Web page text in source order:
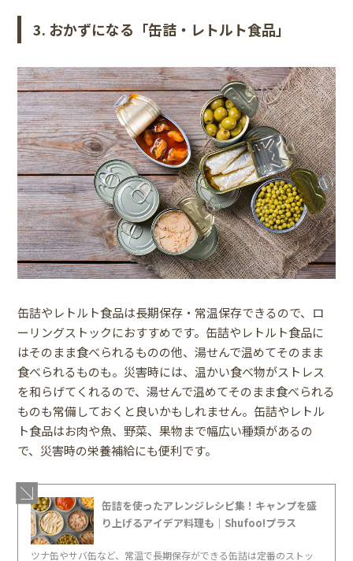
3. おかずになる「缶詰・レトルト食品」
缶詰やレトルト食品は長期保存・常温保存できるので、ロ
ーリングストックにおすすめです。缶詰やレトルト食品に
はそのまま食べられるものの他、湯せんで温めてそのまま
食べられるものも。災害時には、温かい食べ物がストレス
を和らげてくれるので、湯せんで温めてそのまま食べられる
ものも常備しておくと良いかもしれません。缶詰やレトル
ト食品はお肉や魚、野菜、果物まで幅広い種類があるの
で、災害時の栄養補給にも便利です。
缶詰を使ったアレンジレシピ集！キャンプを盛
り上げるアイデア料理も｜Shufoo!プラス
ツナ缶やサバ缶など、常温で長期保存ができる缶詰は定番のストッ